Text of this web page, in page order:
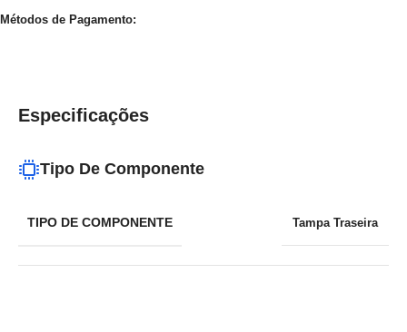
Métodos de Pagamento:
Especificações
Tipo De Componente
TIPO DE COMPONENTE Tampa Traseira